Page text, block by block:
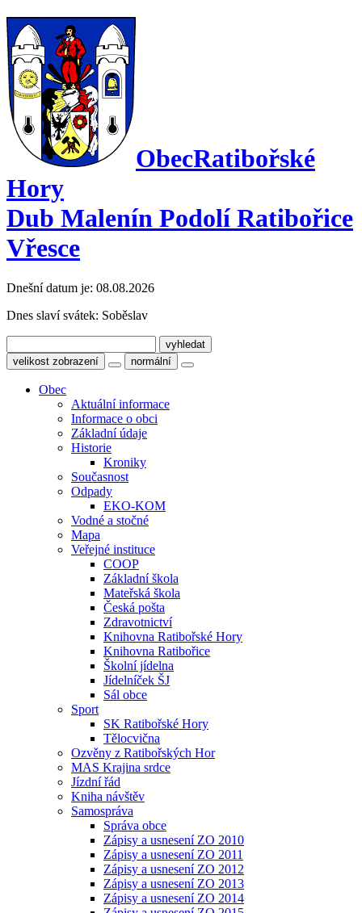
ObecRatibořské
Hory
Dub Malenín Podolí Ratibořice
Vřesce
Dnešní datum je: 08.08.2026
Dnes slaví svátek: Soběslav
velikost zobrazení normální
Obec
Aktuální informace
Informace o obci
Základní údaje
Historie
Kroniky
Současnost
Odpady
EKO-KOM
Vodné a stočné
Mapa
Veřejné instituce
COOP
Základní škola
Mateřská škola
Česká pošta
Zdravotnictví
Knihovna Ratibořské Hory
Knihovna Ratibořice
Školní jídelna
Jídelníček ŠJ
Sál obce
Sport
SK Ratibořské Hory
Tělocvična
Ozvěny z Ratibořských Hor
MAS Krajina srdce
Jízdní řád
Kniha návštěv
Samospráva
Správa obce
Zápisy a usnesení ZO 2010
Zápisy a usnesení ZO 2011
Zápisy a usnesení ZO 2012
Zápisy a usnesení ZO 2013
Zápisy a usnesení ZO 2014